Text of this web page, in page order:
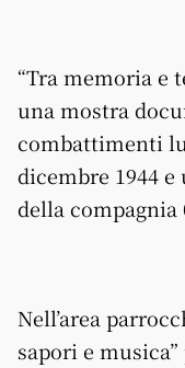
“Tra memoria e
una mostra
combattimenti
dicembre 1944
della compagnia
Nell’area
sapori e